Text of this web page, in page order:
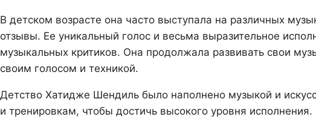
В детском возрасте она часто выступала на различных
отзывы. Ее уникальный голос и весьма выразительное
музыкальных критиков. Она продолжала развивать свои
своим голосом и техникой.
Детство Хатидже Шендиль было наполнено музыкой и
и тренировкам, чтобы достичь высокого уровня